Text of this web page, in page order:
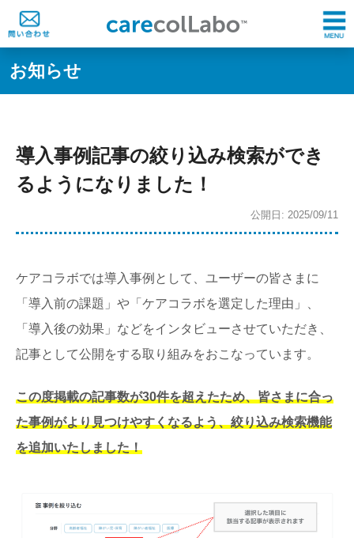
お知らせ
導入事例記事の絞り込み検索ができ
るようになりました！
公開日: 2025/09/11
ケアコラボでは導入事例として、ユーザーの皆さまに
「導入前の課題」や「ケアコラボを選定した理由」、
「導入後の効果」などをインタビューさせていただき、
記事として公開をする取り組みをおこなっています。
この度掲載の記事数が30件を超えたため、皆さまに合っ
た事例がより見つけやすくなるよう、絞り込み検索機能
を追加いたしました！